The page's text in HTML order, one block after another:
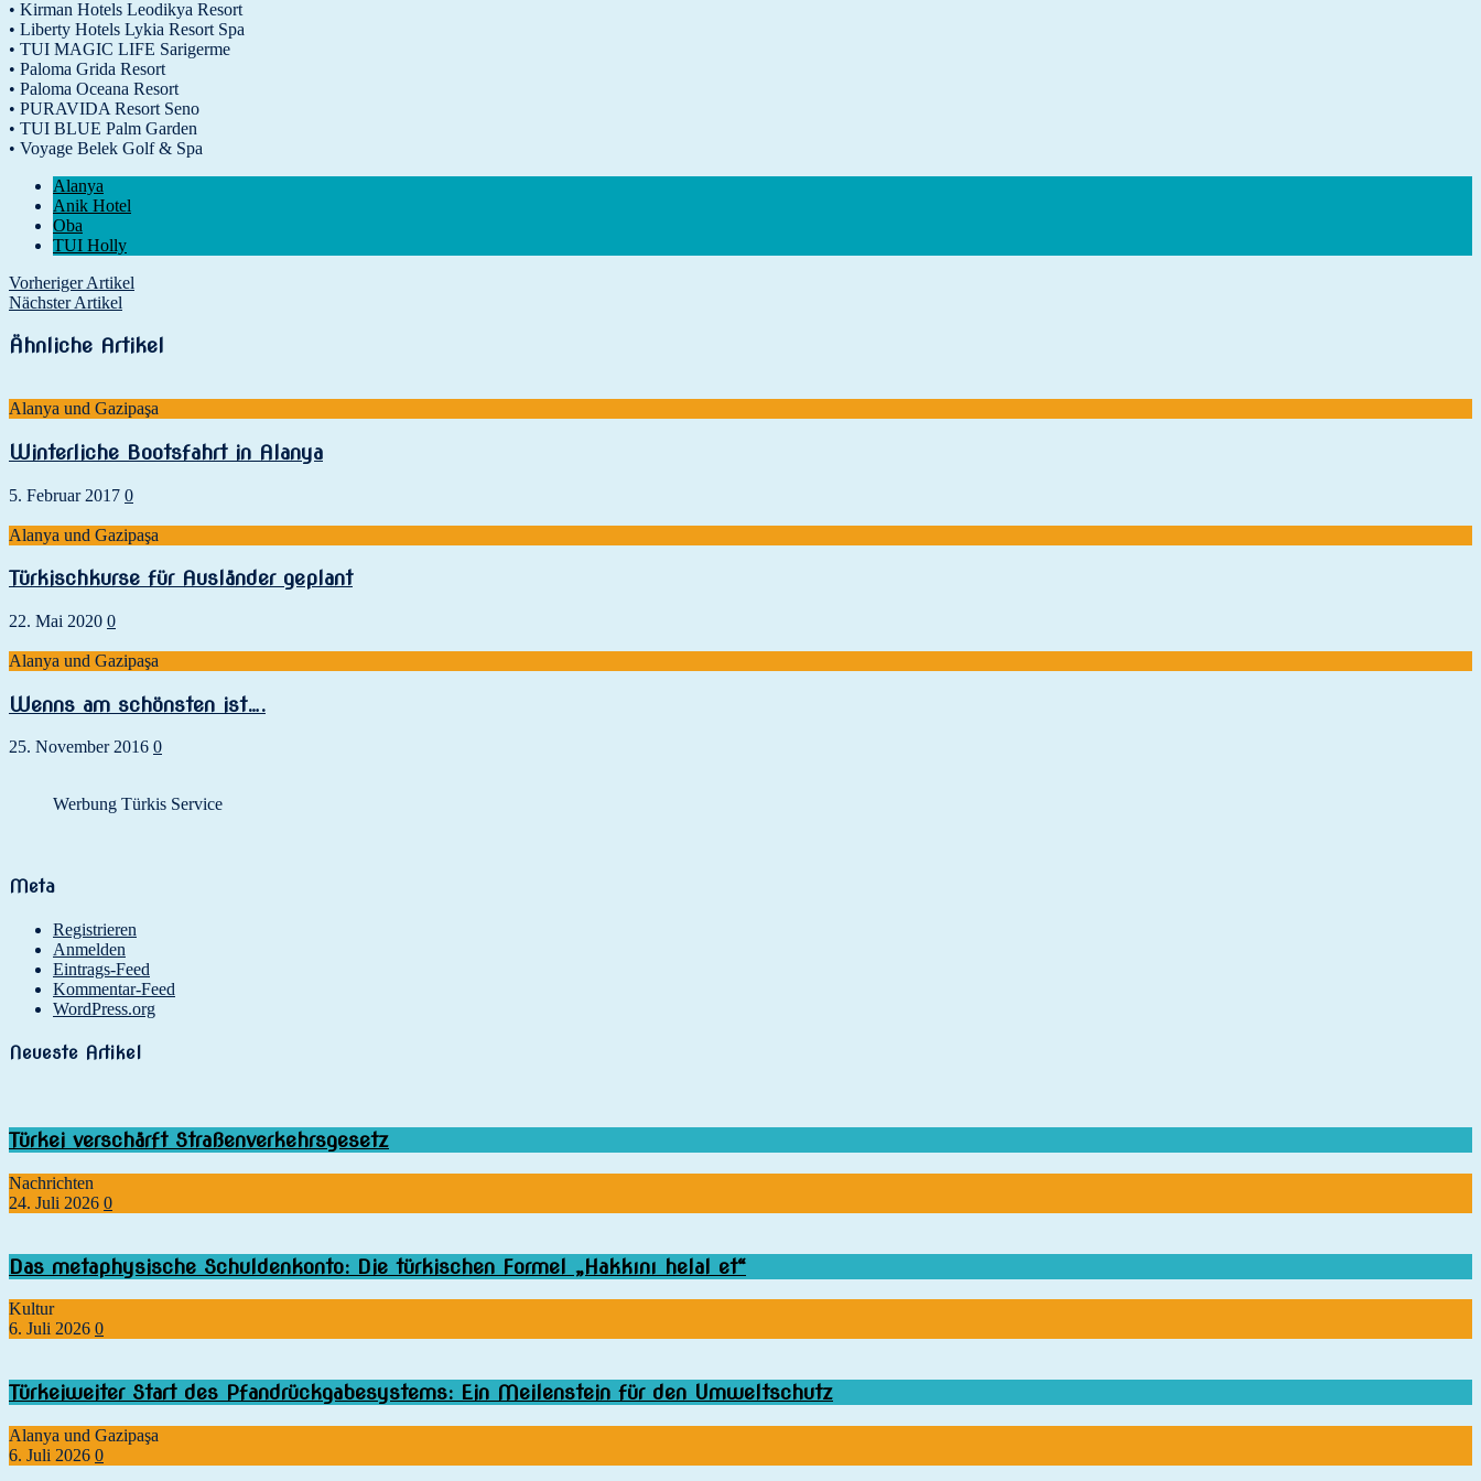
• Kirman Hotels Leodikya Resort
• Liberty Hotels Lykia Resort Spa
• TUI MAGIC LIFE Sarigerme
• Paloma Grida Resort
• Paloma Oceana Resort
• PURAVIDA Resort Seno
• TUI BLUE Palm Garden
• Voyage Belek Golf & Spa
Alanya
Anik Hotel
Oba
TUI Holly
Vorheriger Artikel
Nächster Artikel
Ähnliche Artikel
Alanya und Gazipaşa
Winterliche Bootsfahrt in Alanya
5. Februar 2017 0
Alanya und Gazipaşa
Türkischkurse für Ausländer geplant
22. Mai 2020 0
Alanya und Gazipaşa
Wenns am schönsten ist….
25. November 2016 0
Werbung Türkis Service
Meta
Registrieren
Anmelden
Eintrags-Feed
Kommentar-Feed
WordPress.org
Neueste Artikel
Türkei verschärft Straßenverkehrsgesetz
Nachrichten
24. Juli 2026 0
Das metaphysische Schuldenkonto: Die türkischen Formel „Hakkını helal et“
Kultur
6. Juli 2026 0
Türkeiweiter Start des Pfandrückgabesystems: Ein Meilenstein für den Umweltschutz
Alanya und Gazipaşa
6. Juli 2026 0